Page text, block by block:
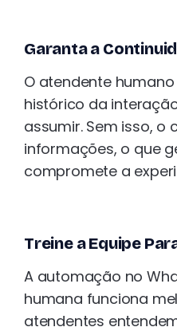
Garanta a
O atendente
histórico da
assumir. Sem isso, o
informações, o que
compromete a
Treine a Equipe
A automação no
humana funciona
atendentes